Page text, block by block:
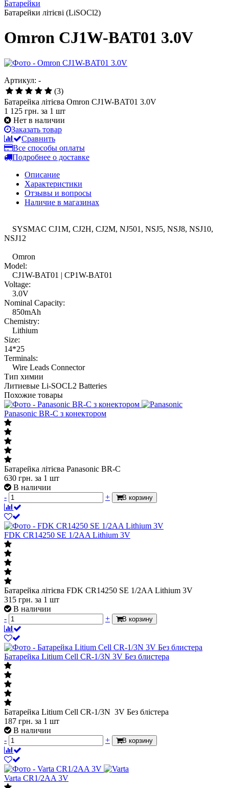
Батарейки
Батарейки літієві (LiSOCl2)
Omron CJ1W-BAT01 3.0V
Артикул: -
(3)
Батарейка літієва Omron CJ1W-BAT01 3.0V
1 125 грн. за 1 шт
Нет в наличии
Заказать товар
Сравнить
Все способы оплаты
Подробнее о доставке
Описание
Характеристики
Отзывы и вопросы
Наличие в магазинах
SYSMAC CJ1M, CJ2H, CJ2M, NJ501, NSJ5, NSJ8, NSJ10,
NSJ12
Omron
Model:
CJ1W-BAT01 | CP1W-BAT01
Voltage:
3.0V
Nominal Capacity:
850mAh
Chemistry:
Lithium
Size:
14*25
Terminals:
Wire Leads Connector
Тип химии
Литиевые Li-SOCL2 Batteries
Похожие товары
Panasonic BR-C з конектором
Батарейка літієва Panasonic BR-C
630 грн. за 1 шт
В наличии
-
+ В корзину
FDK CR14250 SE 1/2AA Lithium 3V
Батарейка літієва FDK CR14250 SE 1/2AA Lithium 3V
315 грн. за 1 шт
В наличии
-
+ В корзину
Батарейка Litium Cell CR-1/3N 3V Без блистера
Батарейка Litium Cell CR-1/3N 3V Без блістера
187 грн. за 1 шт
В наличии
-
+ В корзину
Varta CR1/2AA 3V